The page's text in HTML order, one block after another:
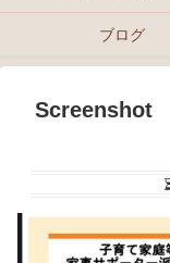
ブログ
Screenshot